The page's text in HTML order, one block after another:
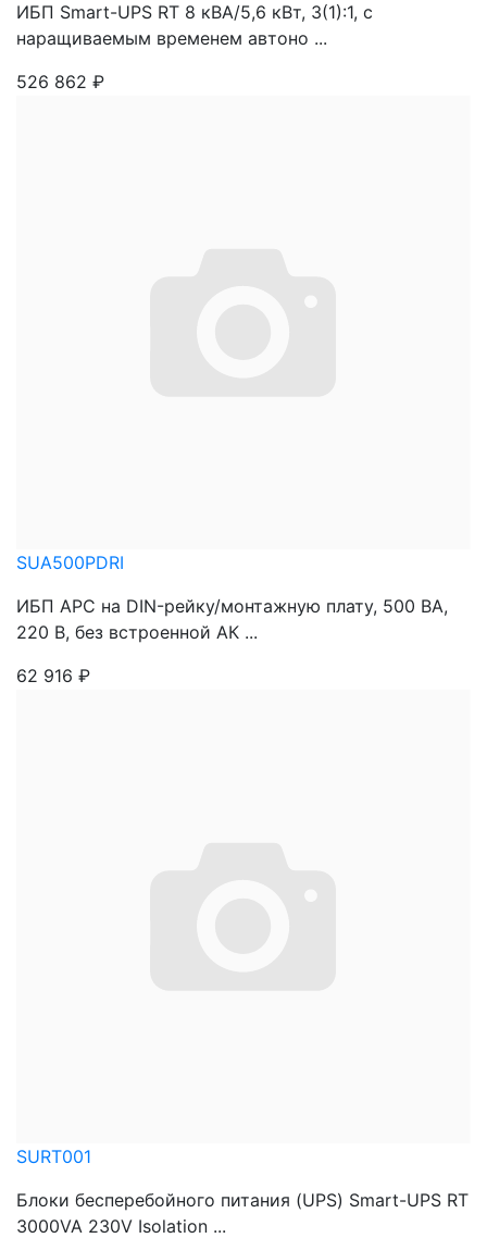
ИБП Smart-UPS RT 8 кВА/5,6 кВт, 3(1):1, с
наращиваемым временем автоно ...
526 862 ₽
SUA500PDRI
ИБП APC на DIN-рейку/монтажную плату, 500 ВА,
220 В, без встроенной АК ...
62 916 ₽
SURT001
Блоки бесперебойного питания (UPS) Smart-UPS RT
3000VA 230V Isolation ...